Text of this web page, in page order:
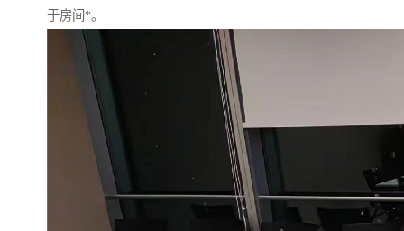
于房间*。